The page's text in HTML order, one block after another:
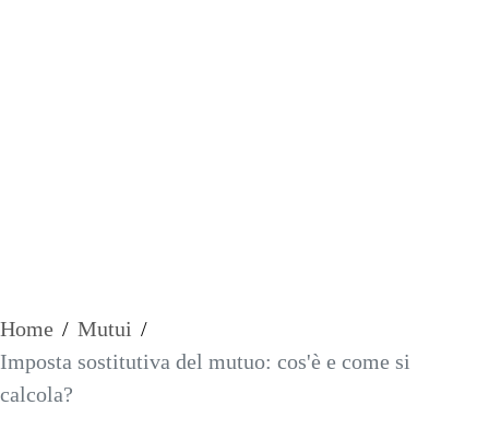
Home / Mutui /
Imposta sostitutiva del mutuo: cos'è e come si
calcola?